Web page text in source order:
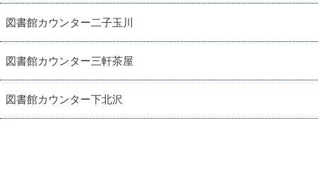
図書館カウンター二子玉川
図書館カウンター三軒茶屋
図書館カウンター下北沢